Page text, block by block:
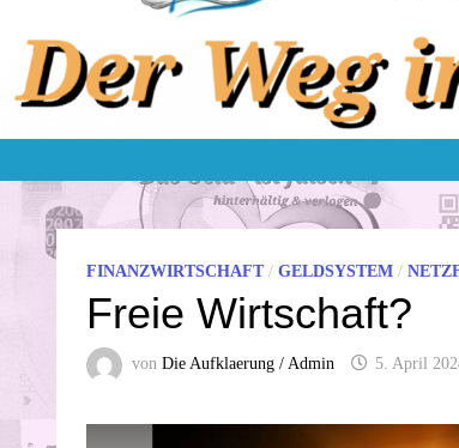
FINANZWIRTSCHAFT/ GELDSYSTEM /
Freie Wirtschaft?
von Die Aufklaerung / Admin 5. April